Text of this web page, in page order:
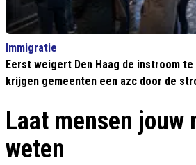
Immigratie
Eerst weigert Den Haag de instroom
krijgen gemeenten een azc door de
Laat mensen jouw
weten